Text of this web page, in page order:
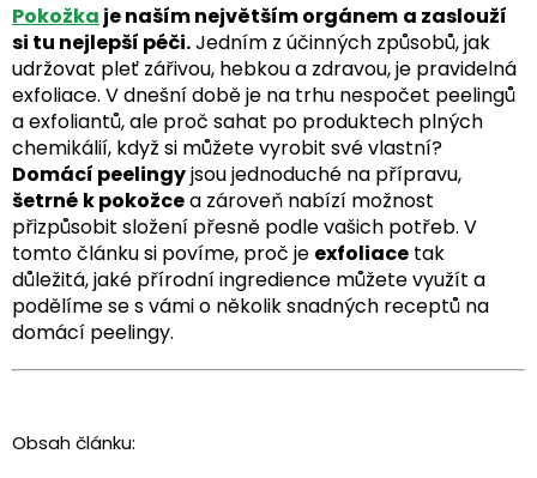
Pokožka je naším největším orgánem a zaslouží
si tu nejlepší péči.Jedním z účinných způsobů, jak
udržovat pleť zářivou, hebkou a zdravou, je pravidelná
exfoliace. V dnešní době je na trhu nespočet peelingů
a exfoliantů, ale proč sahat po produktech plných
chemikálií, když si můžete vyrobit své vlastní?
Domácí peelingyjsou jednoduché na přípravu,
šetrné k pokožcea zároveň nabízí možnost
přizpůsobit složení přesně podle vašich potřeb. V
tomto článku si povíme, proč je exfoliace tak
důležitá, jaké přírodní ingredience můžete využít a
podělíme se s vámi o několik snadných receptů na
domácí peelingy.
Obsah článku: